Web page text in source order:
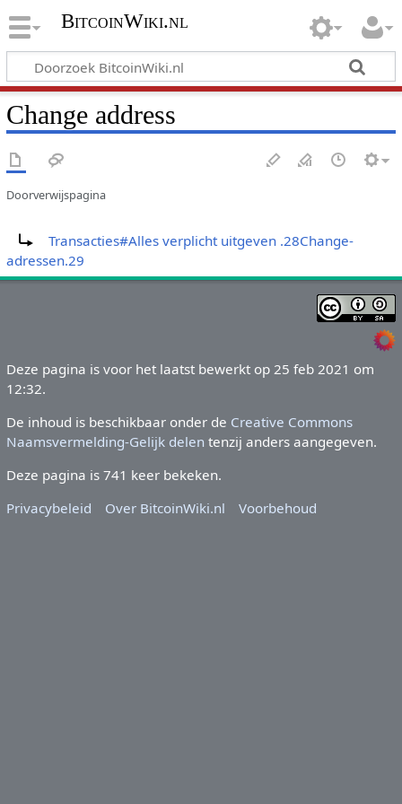
BitcoinWiki.nl
Change address
Doorverwijspagina
Transacties#Alles verplicht uitgeven .28Change-
adressen.29
Deze pagina is voor het laatst bewerkt op 25 feb 2021 om
12:32.
De inhoud is beschikbaar onder de Creative Commons
Naamsvermelding-Gelijk delen tenzij anders aangegeven.
Deze pagina is 741 keer bekeken.
Privacybeleid
Over BitcoinWiki.nl Voorbehoud